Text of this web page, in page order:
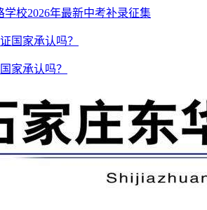
学校2026年最新中考补录征集
家承认吗？